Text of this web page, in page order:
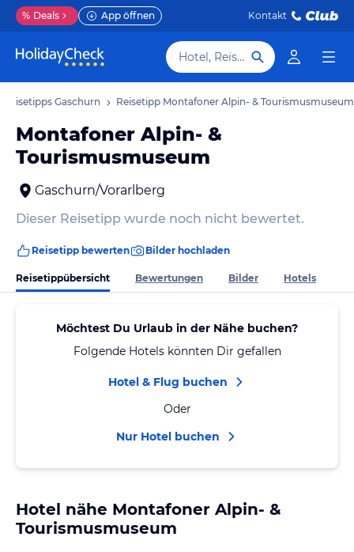
% Deals App öffnen Kontakt
Hotel, Reiseziel
Reisetipps Gaschurn Reisetipp Montafoner Alpin- & Tourismusmuseum
Montafoner Alpin- &
Tourismusmuseum
Gaschurn/Vorarlberg
Dieser Reisetipp wurde noch nicht bewertet.
Reisetipp bewerten Bilder hochladen
Reisetippübersicht Bewertungen Bilder Hotels
Möchtest Du Urlaub in der Nähe buchen?
Folgende Hotels könnten Dir gefallen
Hotel & Flug buchen
Oder
Nur Hotel buchen
Hotel nähe Montafoner Alpin- &
Tourismusmuseum